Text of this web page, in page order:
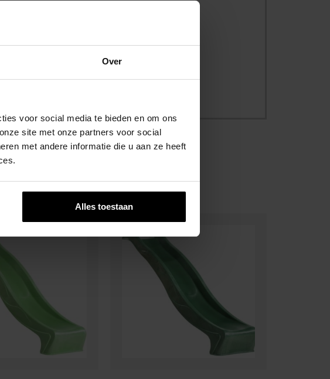
Over
voor social media te bieden en om ons
site met onze partners voor social
met andere informatie die u aan ze heeft
Alles toestaan
met Kopersbescherming